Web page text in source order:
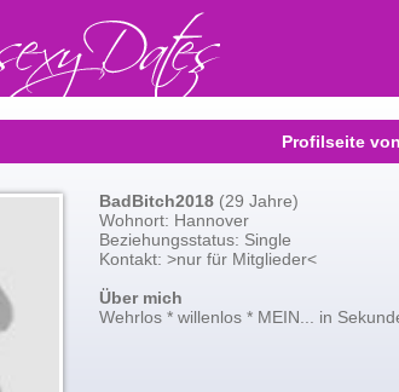
Profilseite
BadBitch2018 (29 Jahre)
Wohnort: Hannover
Beziehungsstatus: Single
Kontakt: >nur für Mitglieder<
Über mich
Wehrlos * willenlos * MEIN... in